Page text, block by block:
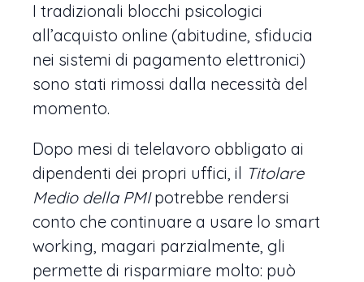
I tradizionali blocchi psicologici
all’acquisto online (abitudine, sfiducia
nei sistemi di pagamento elettronici)
sono stati rimossi dalla necessità del
momento.
Dopo mesi di telelavoro obbligato ai
dipendenti dei propri uffici, il Titolare
Medio della PMIpotrebbe rendersi
conto che continuare a usare lo smart
working, magari parzialmente, gli
permette di risparmiare molto: può